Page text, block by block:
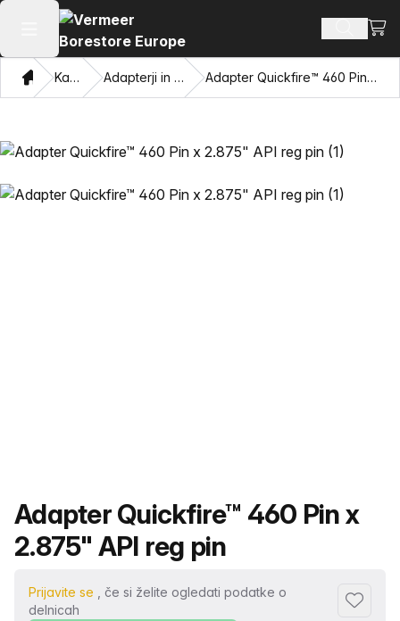
Odpri glavni meni Iskanje
DomaKatalog Adapterji in vlečne oči Adapter Quickfire™ 460 Pin x 2.875" API reg pin
Ime izdelka
Adapter Quickfire™ 460 Pin x
2.875" API reg pin
Prijavite se , če si želite ogledati podatke o
delnicah
Dodaj